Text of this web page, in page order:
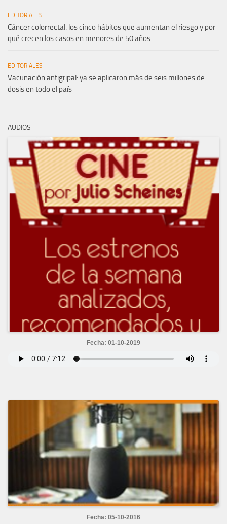
EDITORIALES
Cáncer colorrectal: los cinco hábitos que aumentan el riesgo y por
qué crecen los casos en menores de 50 años
EDITORIALES
Vacunación antigripal: ya se aplicaron más de seis millones de
dosis en todo el país
AUDIOS
Fecha: 01-10-2019
Fecha: 05-10-2016